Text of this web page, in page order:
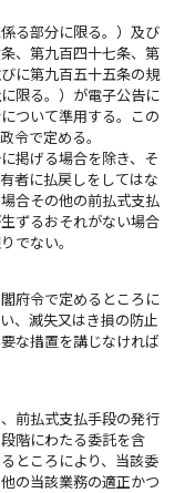
る部分に限る。）及び
、第九百四十七条、第
に第九百五十五条の規
限る。）が電子公告に
ついて準用する。この
令で定める。
掲げる場合を除き、そ
者に払戻しをしてはな
合その他の前払式支払
ずるおそれがない場合
でない。
府令で定めるところに
、滅失又はき損の防止
な措置を講じなければ
前払式支払手段の発行
階にわたる委託を含
ところにより、当該委
の当該業務の適正かつ